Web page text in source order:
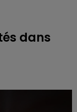
dans